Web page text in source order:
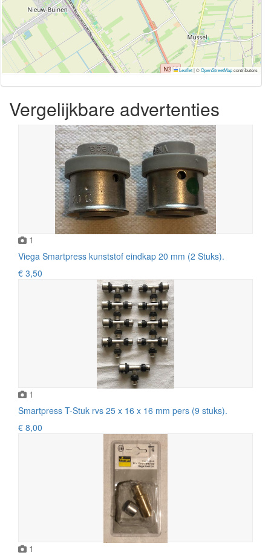
Leaflet|©OpenStreetMapcontributors
Vergelijkbare advertenties
1
Viega Smartpress kunststof eindkap 20 mm (2 Stuks).
€ 3,50
1
Smartpress T-Stuk rvs 25 x 16 x 16 mm pers (9 stuks).
€ 8,00
1